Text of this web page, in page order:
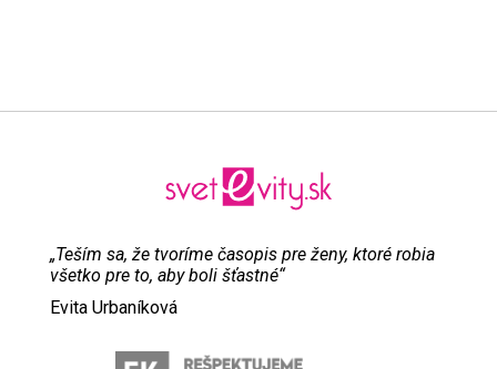
„Teším sa, že tvoríme časopis pre ženy, ktoré robia
všetko pre to, aby boli šťastné“
Evita Urbaníková